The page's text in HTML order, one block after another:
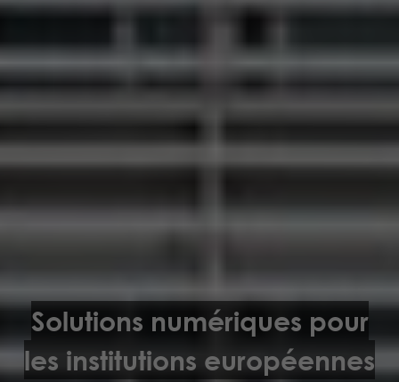
Solutions numériques pour
les institutions européennes